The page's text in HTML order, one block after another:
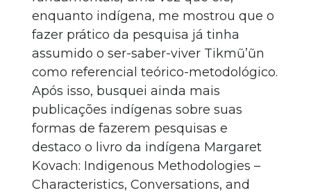
enquanto indígena, me mostrou que o
fazer prático da pesquisa já tinha
assumido o ser-saber-viver Tikmũ’ũn
como referencial teórico-metodológico.
Após isso, busquei ainda mais
publicações indígenas sobre suas
formas de fazerem pesquisas e
destaco o livro da indígena Margaret
Kovach: Indigenous Methodologies –
Characteristics, Conversations, and